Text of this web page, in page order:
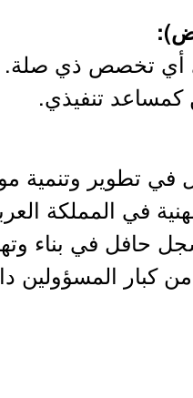
أي تخصص ذي صلة.
كمساعد تنفيذي.
في المملكة
سجل حافل في بناء
كبار المسؤولين